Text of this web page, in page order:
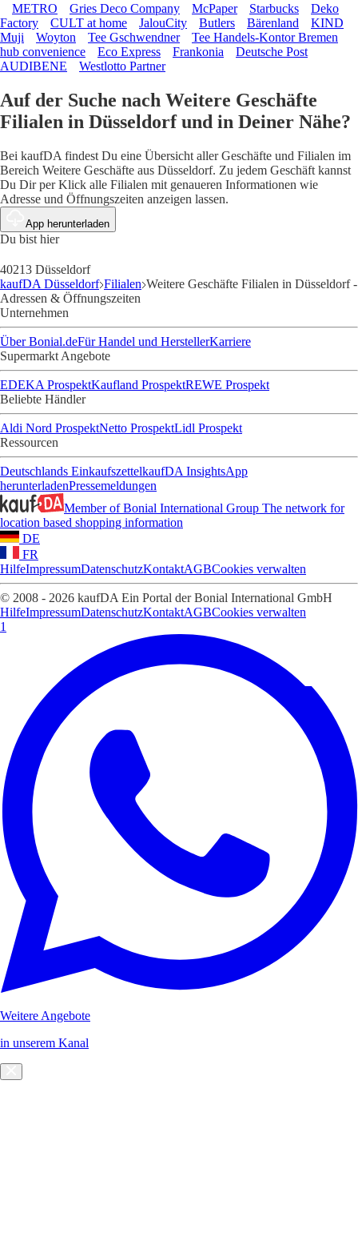
METRO Gries Deco Company McPaper Starbucks
Deko
Factory
CULT at home JalouCity Butlers Bärenland
KIND
Muji
Woyton Tee Gschwendner
Tee Handels-Kontor Bremen
hub convenience
Eco Express Frankonia
Deutsche Post
AUDIBENE
Westlotto Partner
Auf der Suche nach Weitere Geschäfte
Filialen in Düsseldorf und in Deiner Nähe?
Bei kaufDA findest Du eine Übersicht aller Geschäfte und Filialen im
Bereich Weitere Geschäfte aus Düsseldorf. Zu jedem Geschäft kannst
Du Dir per Klick alle Filialen mit genaueren Informationen wie
Adresse und Öffnungszeiten anzeigen lassen.
App herunterladen
Du bist hier
40213 Düsseldorf
kaufDA Düsseldorf Filialen Weitere Geschäfte Filialen in Düsseldorf -
Adressen & Öffnungszeiten
Unternehmen
Über Bonial.deFür Handel und HerstellerKarriere
Supermarkt Angebote
EDEKA ProspektKaufland ProspektREWE Prospekt
Beliebte Händler
Aldi Nord ProspektNetto ProspektLidl Prospekt
Ressourcen
Deutschlands EinkaufszettelkaufDA InsightsApp
herunterladenPressemeldungen
Member of Bonial International Group The network for
location based shopping information
DE
FR
HilfeImpressumDatenschutzKontaktAGBCookies verwalten
© 2008 - 2026 kaufDA Ein Portal der Bonial International GmbH
HilfeImpressumDatenschutzKontaktAGBCookies verwalten
1
Weitere Angebote
in unserem Kanal